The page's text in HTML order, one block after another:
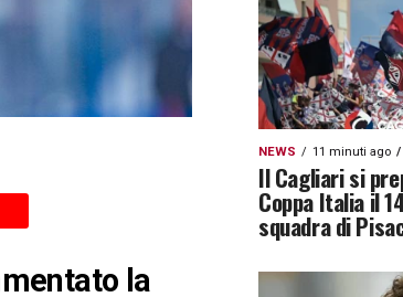
la
NEWS 11 minuti ago
Il Cagliari si
Coppa Italia il
squadra di